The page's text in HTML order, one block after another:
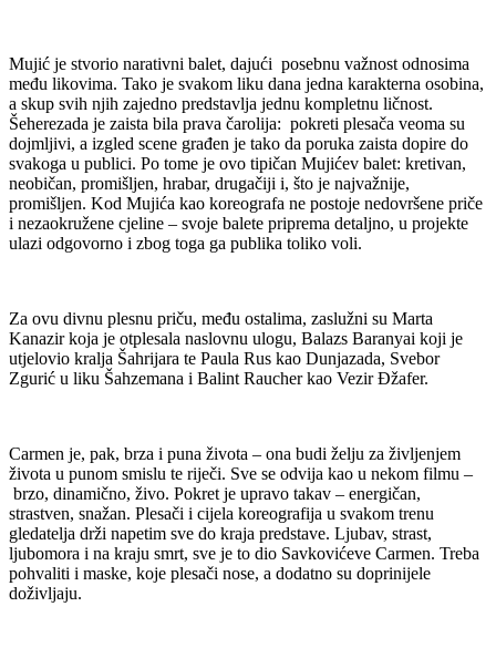
Mujić je stvorio narativni balet, dajući posebnu važnost odnosima
među likovima. Tako je svakom liku dana jedna karakterna osobina,
a skup svih njih zajedno predstavlja jednu kompletnu ličnost.
Šeherezada je zaista bila prava čarolija: pokreti plesača veoma su
dojmljivi, a izgled scene građen je tako da poruka zaista dopire do
svakoga u publici. Po tome je ovo tipičan Mujićev balet: kretivan,
neobičan, promišljen, hrabar, drugačiji i, što je najvažnije,
promišljen. Kod Mujića kao koreografa ne postoje nedovršene priče
i nezaokružene cjeline – svoje balete priprema detaljno, u projekte
ulazi odgovorno i zbog toga ga publika toliko voli.
Za ovu divnu plesnu priču, među ostalima, zaslužni su Marta
Kanazir koja je otplesala naslovnu ulogu, Balazs Baranyai koji je
utjelovio kralja Šahrijara te Paula Rus kao Dunjazada, Svebor
Zgurić u liku Šahzemana i Balint Raucher kao Vezir Đžafer.
Carmen je, pak, brza i puna života – ona budi želju za življenjem
života u punom smislu te riječi. Sve se odvija kao u nekom filmu –
brzo, dinamično, živo. Pokret je upravo takav – energičan,
strastven, snažan. Plesači i cijela koreografija u svakom trenu
gledatelja drži napetim sve do kraja predstave. Ljubav, strast,
ljubomora i na kraju smrt, sve je to dio Savkovićeve Carmen. Treba
pohvaliti i maske, koje plesači nose, a dodatno su doprinijele
doživljaju.